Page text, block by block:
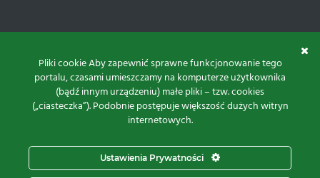
Projekt i realizacja:
Pliki cookie Aby zapewnić sprawne funkcjonowanie tego
portalu, czasami umieszczamy na komputerze użytkownika
(bądź innym urządzeniu) małe pliki – tzw. cookies
(„ciasteczka”). Podobnie postępuje większość dużych witryn
internetowych.
Ustawienia Prywatności